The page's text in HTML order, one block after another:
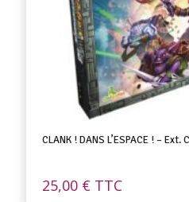
CLANK ! DANS L’ESPACE ! –
25,00 € TTC